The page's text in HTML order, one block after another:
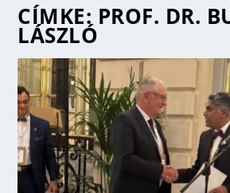
CÍMKE: PROF. DR.
LÁSZLÓ